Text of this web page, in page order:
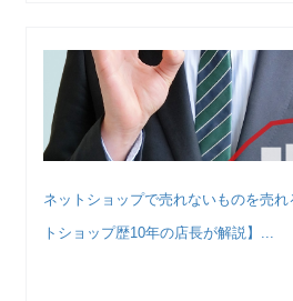
ネットショップで売れないものを売
トショップ歴10年の店長が解説】...